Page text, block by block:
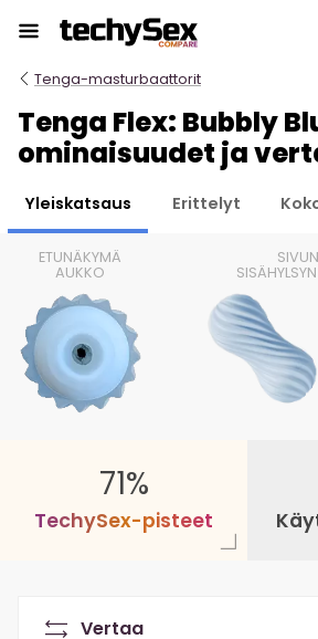
sisältöön
Tenga-masturbaattorit
Tenga Flex: Bubbly
ominaisuudet ja
Yleiskatsaus Erittelyt
ETUNÄKYMÄ
AUKKO
71%
TechySex-pisteet
Vertaa